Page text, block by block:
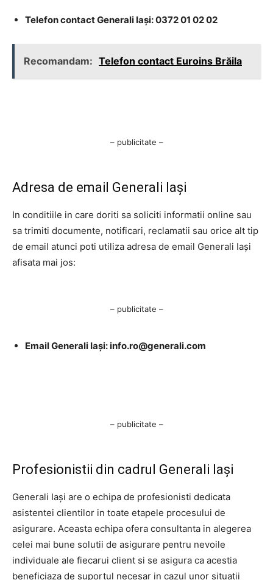
Telefon contact Generali Iași: 0372 01 02 02
Recomandam: Telefon contact Euroins Brăila
– publicitate –
Adresa de email Generali Iași
In conditiile in care doriti sa soliciti informatii online sau
sa trimiti documente, notificari, reclamatii sau orice alt tip
de email atunci poti utiliza adresa de email Generali Iași
afisata mai jos:
– publicitate –
Email Generali Iași:info.ro@generali.com
– publicitate –
Profesionistii din cadrul Generali Iași
Generali Iași are o echipa de profesionisti dedicata
asistentei clientilor in toate etapele procesului de
asigurare. Aceasta echipa ofera consultanta in alegerea
celei mai bune solutii de asigurare pentru nevoile
individuale ale fiecarui client si se asigura ca acestia
beneficiaza de suportul necesar in cazul unor situatii